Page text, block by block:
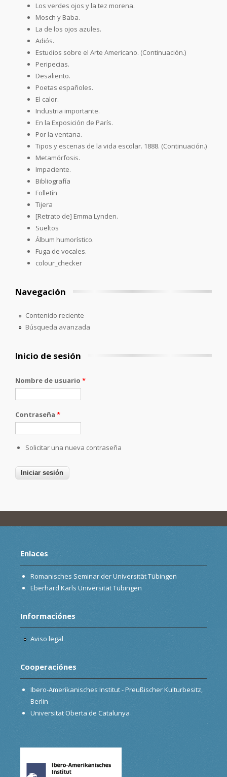
Los verdes ojos y la tez morena.
Mosch y Baba.
La de los ojos azules.
Adiós.
Estudios sobre el Arte Americano. (Continuación.)
Peripecias.
Desaliento.
Poetas españoles.
El calor.
Industria importante.
En la Exposición de París.
Por la ventana.
Tipos y escenas de la vida escolar. 1888. (Continuación.)
Metamórfosis.
Impaciente.
Bibliografía
Folletín
Tijera
[Retrato de] Emma Lynden.
Sueltos
Álbum humorístico.
Fuga de vocales.
colour_checker
Navegación
Contenido reciente
Búsqueda avanzada
Inicio de sesión
Nombre de usuario *
Contraseña *
Solicitar una nueva contraseña
Enlaces
Romanisches Seminar der Universität Tübingen
Eberhard Karls Universität Tübingen
Informaciónes
Aviso legal
Cooperaciónes
Ibero-Amerikanisches Institut - Preußischer Kulturbesitz,
Berlin
Universitat Oberta de Catalunya